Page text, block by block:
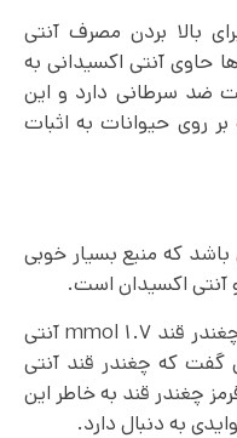
بالا بردن مصرف آنتی
حاوی آنتی اکسیدانی به
ضد سرطانی دارد و این
روی حیوانات به اثبات
که منبع بسیار خوبی
آنتی اکسیدان است.
بر طبق آزمایش FRAP هر ۱۰۰ گرم چغندر قند ۱.۷ mmol آنتی
که چغندر قند آنتی
چغندر قند به خاطر این
به دنبال دارد.